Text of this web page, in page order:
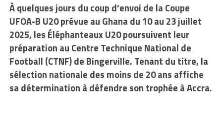
À quelques jours du coup d’envoi de la Coupe
UFOA-B U20 prévue au Ghana du 10 au 23 juillet
2025, les Éléphanteaux U20 poursuivent leur
préparation au Centre Technique National de
Football (CTNF) de Bingerville. Tenant du titre, la
sélection nationale des moins de 20 ans affiche
sa détermination à défendre son trophée à Accra.